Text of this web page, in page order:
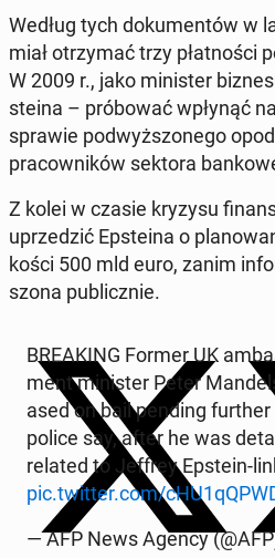
Według tych do­ku­men­tów w
miał otrzy­mać trzy płat­no­ści
W 2009 r., jako mi­ni­ster
ste­ina – pró­bo­wać wpłynąć
sprawie pod­wyż­szo­ne­go
pra­cow­ni­ków sektora
Z kolei w czasie kryzysu
uprze­dzić Ep­ste­ina o
ko­ści 500 mld euro, zanim
szo­na pu­blicz­nie.
BRE­AKING Former UK
ment mi­ni­ster Peter
ased on bail pending
police say, after he was
related to Jeffrey Epstein-
pic.twitter.com/
— AFP News Agency